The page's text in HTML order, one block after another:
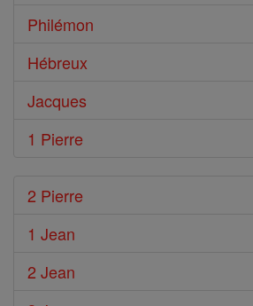
Philémon
Hébreux
Jacques
1 Pierre
2 Pierre
1 Jean
2 Jean